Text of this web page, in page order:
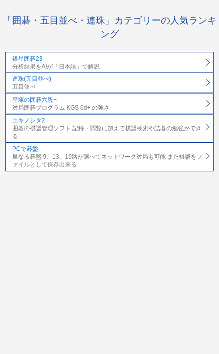
「囲碁・五目並べ・連珠」カテゴリーの人気ランキ
ング
銀星囲碁23
分析結果をAIが「日本語」で解説
連珠(五目並べ)
五目並べ
平塚の囲碁六段+
対局囲碁プログラム KGS 6d+ の強さ
ユキノシタ2
囲碁の棋譜管理ソフト 記録・閲覧に加えて棋譜検索や詰碁の勉強ができ
る
PCで碁盤
単なる碁盤 9、13、19路が選べてネットワーク対局も可能 また棋譜をフ
ァイルとして保存出来る